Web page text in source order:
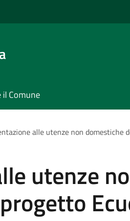
il Comune
alle utenze non domestiche
utenze